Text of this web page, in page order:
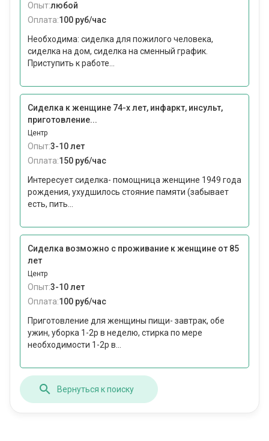
Опыт:любой
Оплата:100 руб/час
Необходима: сиделка для пожилого человека,
сиделка на дом, сиделка на сменный график.
Приступить к работе...
Сиделка к женщине 74-х лет, инфаркт, инсульт,
приготовление...
Центр
Опыт:3-10 лет
Оплата:150 руб/час
Интересует сиделка- помощница женщине 1949 года
рождения, ухудшилось стояние памяти (забывает
есть, пить...
Сиделка возможно с проживание к женщине от 85
лет
Центр
Опыт:3-10 лет
Оплата:100 руб/час
Приготовление для женщины пищи- завтрак, обе
ужин, уборка 1-2р в неделю, стирка по мере
необходимости 1-2р в...
Вернуться к поиску